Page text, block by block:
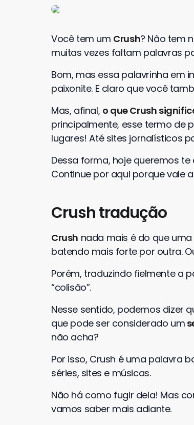
Você tem um Crush? Não tem
muitas vezes faltam palavras
Bom, mas essa palavrinha em
paixonite. E claro que você
Mas, afinal, o que Crush
principalmente, esse termo de
lugares! Até sites jornalísticos
Dessa forma, hoje queremos te
Continue por aqui porque vale
Crush tradução
Crush nada mais é do que
batendo mais forte por outra.
Porém, traduzindo fielmente a
“colisão”.
Nesse sentido, podemos dizer
que pode ser considerado um
não acha?
Por isso, Crush é uma palavra
séries, sites e músicas.
Não há como fugir dela! Mas
vamos saber mais adiante.